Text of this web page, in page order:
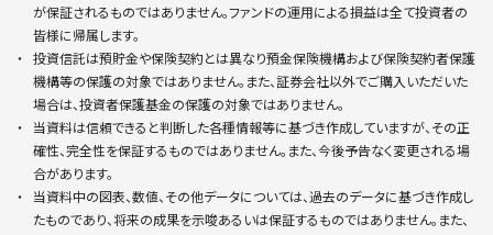
が保証されるものではありません。ファンドの運用による損益は全て投資者の
皆様に帰属します。
投資信託は預貯金や保険契約とは異なり預金保険機構および保険契約者保護
機構等の保護の対象ではありません。また、証券会社以外でご購入いただいた
場合は、投資者保護基金の保護の対象ではありません。
当資料は信頼できると判断した各種情報等に基づき作成していますが、その正
確性、完全性を保証するものではありません。また、今後予告なく変更される場
合があります。
当資料中の図表、数値、その他データについては、過去のデータに基づき作成し
たものであり、将来の成果を示唆あるいは保証するものではありません。また、